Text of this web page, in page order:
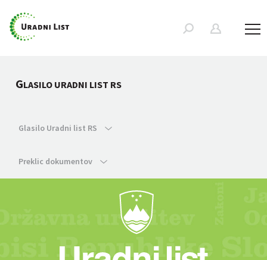
GLASILO URADNI LIST RS
Glasilo Uradni list RS
Preklic dokumentov